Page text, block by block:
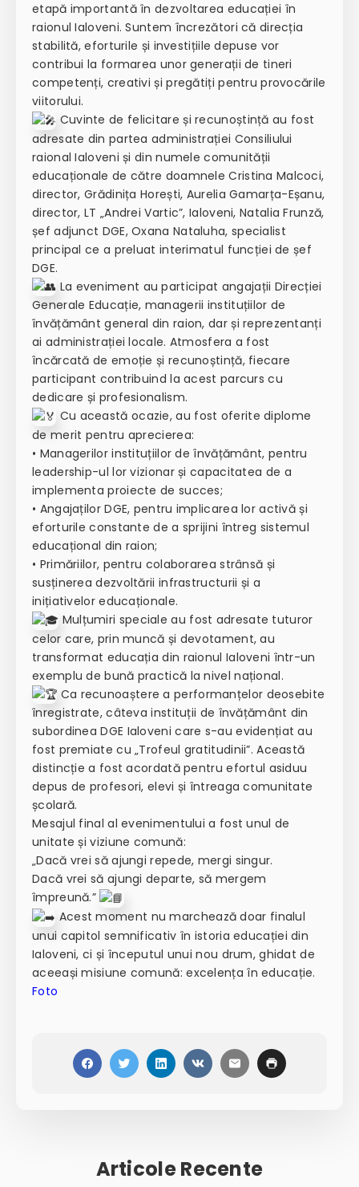
etapă importantă în dezvoltarea educației în
raionul Ialoveni. Suntem încrezători că direcția
stabilită, eforturile și investițiile depuse vor
contribui la formarea unor generații de tineri
competenți, creativi și pregătiți pentru provocările
viitorului.
Cuvinte de felicitare și recunoștință au fost
adresate din partea administrației Consiliului
raional Ialoveni și din numele comunității
educaționale de către doamnele Cristina Malcoci,
director, Grădinița Horești, Aurelia Gamarța-Eșanu,
director, LT „Andrei Vartic”, Ialoveni, Natalia Frunză,
șef adjunct DGE, Oxana Nataluha, specialist
principal ce a preluat interimatul funcției de șef
DGE.
La eveniment au participat angajații Direcției
Generale Educație, managerii instituțiilor de
învățământ general din raion, dar și reprezentanți
ai administrației locale. Atmosfera a fost
încărcată de emoție și recunoștință, fiecare
participant contribuind la acest parcurs cu
dedicare și profesionalism.
Cu această ocazie, au fost oferite diplome
de merit pentru aprecierea:
• Managerilor instituțiilor de învățământ, pentru
leadership-ul lor vizionar și capacitatea de a
implementa proiecte de succes;
• Angajaților DGE, pentru implicarea lor activă și
eforturile constante de a sprijini întreg sistemul
educațional din raion;
• Primăriilor, pentru colaborarea strânsă și
susținerea dezvoltării infrastructurii și a
inițiativelor educaționale.
Mulțumiri speciale au fost adresate tuturor
celor care, prin muncă și devotament, au
transformat educația din raionul Ialoveni într-un
exemplu de bună practică la nivel național.
Ca recunoaștere a performanțelor deosebite
înregistrate, câteva instituții de învățământ din
subordinea DGE Ialoveni care s-au evidențiat au
fost premiate cu „Trofeul gratitudinii”. Această
distincție a fost acordată pentru efortul asiduu
depus de profesori, elevi și întreaga comunitate
școlară.
Mesajul final al evenimentului a fost unul de
unitate și viziune comună:
„Dacă vrei să ajungi repede, mergi singur.
Dacă vrei să ajungi departe, să mergem
împreună.”
Acest moment nu marchează doar finalul
unui capitol semnificativ în istoria educației din
Ialoveni, ci și începutul unui nou drum, ghidat de
aceeași misiune comună: excelența în educație.
Foto
Articole Recente